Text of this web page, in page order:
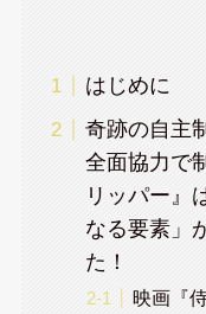
はじめに
奇跡の自主
全面協力で
リッパー』
なる要素」
た！
映画『